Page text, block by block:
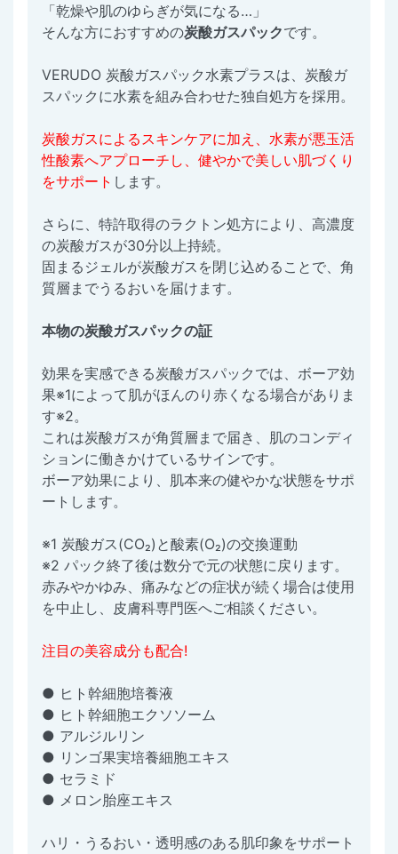
「乾燥や肌のゆらぎが気になる…」
そんな方におすすめの炭酸ガスパックです。
VERUDO 炭酸ガスパック水素プラスは、炭酸ガ
スパックに水素を組み合わせた独自処方を採用。
炭酸ガスによるスキンケアに加え、水素が悪玉活
性酸素へアプローチし、健やかで美しい肌づくり
をサポート します。
さらに、特許取得のラクトン処方により、高濃度
の炭酸ガスが30分以上持続。
固まるジェルが炭酸ガスを閉じ込めることで、角
質層までうるおいを届けます。
本物の炭酸ガスパックの証
効果を実感できる炭酸ガスパックでは、ボーア効
果※1によって肌がほんのり赤くなる場合がありま
す※2。
これは炭酸ガスが角質層まで届き、肌のコンディ
ションに働きかけているサインです。
ボーア効果により、肌本来の健やかな状態をサポ
ートします。
※1 炭酸ガス(CO₂)と酸素(O₂)の交換運動
※2 パック終了後は数分で元の状態に戻ります。
赤みやかゆみ、痛みなどの症状が続く場合は使用
を中止し、皮膚科専門医へご相談ください。
注目の美容成分も配合!
● ヒト幹細胞培養液
● ヒト幹細胞エクソソーム
● アルジルリン
● リンゴ果実培養細胞エキス
● セラミド
● メロン胎座エキス
ハリ・うるおい・透明感のある肌印象をサポート